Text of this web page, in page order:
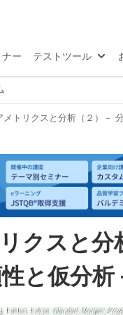
ー テストツール
メトリクスと分析（２）－
クスと分
と仮分析